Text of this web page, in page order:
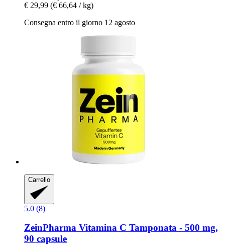
€ 29,99 (€ 66,64 / kg)
Consegna entro il giorno 12 agosto
Carrello
5.0 (8)
ZeinPharma Vitamina C Tamponata -​ 500 mg,
90 capsule